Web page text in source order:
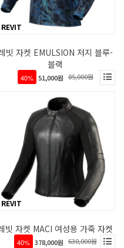
REVIT
빗 자켓 EMULSION 저지 블루-
블랙
40% 51,000원 85,000원
REVIT
빗 자켓 MACI 여성용 가죽 자켓
40% 378,000원 630,000원